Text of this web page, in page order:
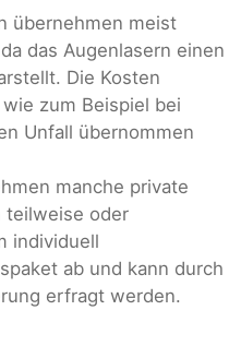
übernehmen meist
das Augenlasern einen
Die Kosten
zum Beispiel bei
Unfall übernommen
manche private
teilweise oder
individuell
ab und kann durch
erfragt werden.